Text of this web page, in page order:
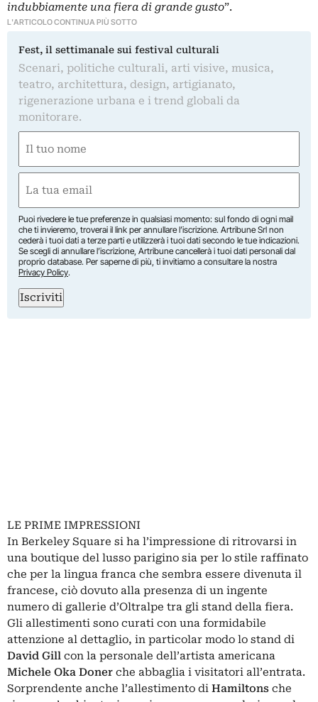
indubbiamente una fiera di grande gusto”.
L'ARTICOLO CONTINUA PIÙ SOTTO
Fest, il settimanale sui festival culturali
Scenari, politiche culturali, arti visive, musica,
teatro, architettura, design, artigianato,
rigenerazione urbana e i trend globali da
monitorare.
(Obbligatorio)
Nome
(Obbligatorio)
Puoi rivedere le tue preferenze in qualsiasi momento: sul fondo di ogni mail
che ti invieremo, troverai il link per annullare l’iscrizione. Artribune Srl non
cederà i tuoi dati a terze parti e utilizzerà i tuoi dati secondo le tue indicazioni.
Se scegli di annullare l’iscrizione, Artribune cancellerà i tuoi dati personali dal
proprio database. Per saperne di più, ti invitiamo a consultare la nostra
Privacy Policy.
Iscriviti
LE PRIME IMPRESSIONI
In Berkeley Square si ha l’impressione di ritrovarsi in
una boutique del lusso parigino sia per lo stile raffinato
che per la lingua franca che sembra essere divenuta il
francese, ciò dovuto alla presenza di un ingente
numero di gallerie d’Oltralpe tra gli stand della fiera.
Gli allestimenti sono curati con una formidabile
attenzione al dettaglio, in particolar modo lo stand di
David Gill con la personale dell’artista americana
Michele Oka Doner che abbaglia i visitatori all’entrata.
Sorprendente anche l’allestimento di Hamiltons che